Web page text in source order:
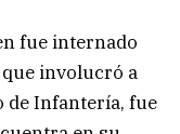
fue internado
involucró a
de Infantería, fue